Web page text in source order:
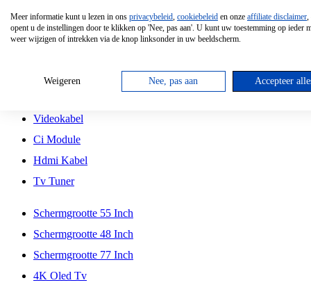
Hd Led Tv
Antennekabel
Videokabel
Ci Module
Hdmi Kabel
Tv Tuner
Schermgrootte 55 Inch
Schermgrootte 48 Inch
Schermgrootte 77 Inch
4K Oled Tv
Meer informatie kunt u lezen in ons privacybeleid, cookiebeleid en onze affiliate disclaimer,
opent u de instellingen door te klikken op 'Nee, pas aan'. U kunt uw toestemming op ieder
weer wijzigen of intrekken via de knop linksonder in uw beeldscherm.
Weigeren Nee, pas aan Accepteer